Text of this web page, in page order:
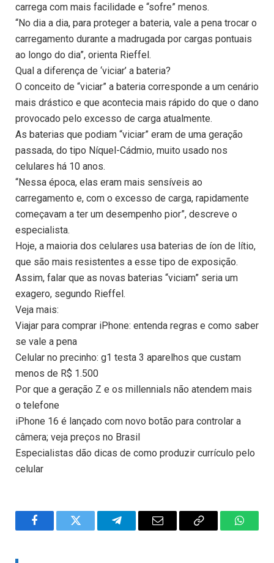
carrega com mais facilidade e “sofre” menos.
“No dia a dia, para proteger a bateria, vale a pena trocar o
carregamento durante a madrugada por cargas pontuais
ao longo do dia”, orienta Rieffel.
Qual a diferença de ‘viciar’ a bateria?
O conceito de “viciar” a bateria corresponde a um cenário
mais drástico e que acontecia mais rápido do que o dano
provocado pelo excesso de carga atualmente.
As baterias que podiam “viciar” eram de uma geração
passada, do tipo Níquel-Cádmio, muito usado nos
celulares há 10 anos.
“Nessa época, elas eram mais sensíveis ao
carregamento e, com o excesso de carga, rapidamente
começavam a ter um desempenho pior”, descreve o
especialista.
Hoje, a maioria dos celulares usa baterias de íon de lítio,
que são mais resistentes a esse tipo de exposição.
Assim, falar que as novas baterias “viciam” seria um
exagero, segundo Rieffel.
Veja mais:
Viajar para comprar iPhone: entenda regras e como saber
se vale a pena
Celular no precinho: g1 testa 3 aparelhos que custam
menos de R$ 1.500
Por que a geração Z e os millennials não atendem mais
o telefone
iPhone 16 é lançado com novo botão para controlar a
câmera; veja preços no Brasil
Especialistas dão dicas de como produzir currículo pelo
celular
FacebookTwitter TelegramEmail
Copy